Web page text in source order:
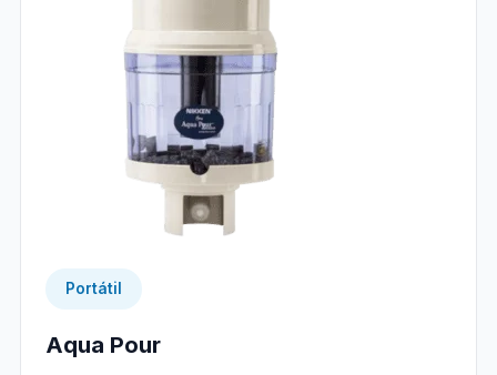
Portátil
Aqua Pour